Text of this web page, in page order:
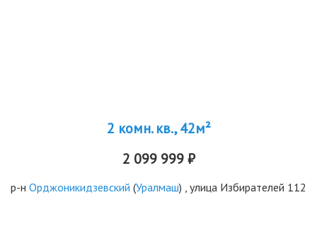
2 комн. кв., 42м²
2 099 999 ₽
р-н Орджоникидзевский (Уралмаш) , улица Избирателей 112